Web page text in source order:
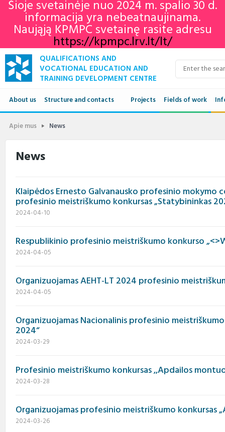
Šioje svetainėje nuo 2024 m. spalio 30 d.
informacija yra nebeatnaujinama.
Naująją KPMPC svetainę rasite adresu
https://kpmpc.lrv.lt/lt/
QUALIFICATIONS AND
VOCATIONAL EDUCATION AND
TRAINING DEVELOPMENT CENTRE
About us Structure and contacts
Structure
Projects Fields of work
Apie mus News
News
Klaipėdos Ernesto Galvanausko profesinio
profesinio meistriškumo konkursas „Statybininkas
2024-04-10
Respublikinio profesinio meistriškumo konkurso
2024-04-05
Organizuojamas AEHT-LT 2024 profesinio
2024-04-05
Organizuojamas Nacionalinis profesinio
2024“
2024-03-29
Profesinio meistriškumo konkursas ,,Apdailos
2024-03-28
Organizuojamas profesinio meistriškumo konkursas
2024-03-26